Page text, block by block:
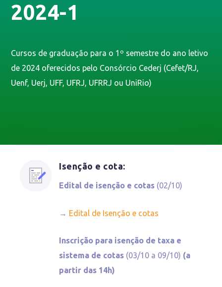
2024-1
Cursos de graduação para o 1º semestre do ano letivo
de 2024 oferecidos pelo Consórcio Cederj (Cefet/RJ,
Uenf, Uerj, UFF, UFRJ, UFRRJ ou UniRio)
Isenção e cota:
Edital de isenção e cotas (02/10)
→ Edital de Isenção e cotas
Inscrição para isenção de taxa e
sistema de cotas (03/10 a 09/10) (a
partir das 14h)